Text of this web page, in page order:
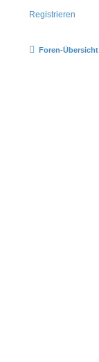
Registrieren
Foren-Übersicht